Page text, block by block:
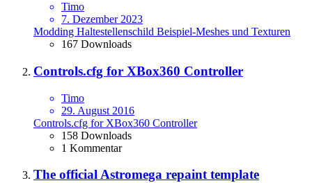
Timo
7. Dezember 2023
Modding Haltestellenschild Beispiel-Meshes und Texturen
167 Downloads
Controls.cfg for XBox360 Controller
Timo
29. August 2016
Controls.cfg for XBox360 Controller
158 Downloads
1 Kommentar
The official Astromega repaint template